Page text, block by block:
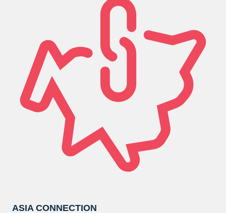
ASIA CONNECTION